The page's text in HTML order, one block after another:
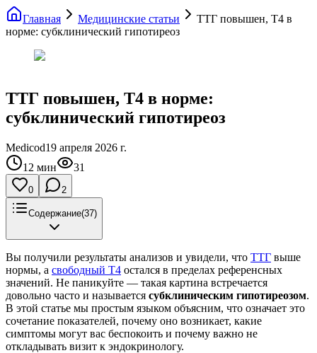
Главная Медицинские статьи
ТТГ повышен, Т4 в
норме: субклинический гипотиреоз
ТТГ повышен, Т4 в норме:
субклинический гипотиреоз
Medicod19 апреля 2026 г.
12 мин 31
0 2
Содержание(37)
Вы получили результаты анализов и увидели, что ТТГ выше
нормы, а свободный Т4 остался в пределах референсных
значений. Не паникуйте — такая картина встречается
довольно часто и называется субклиническим гипотиреозом.
В этой статье мы простым языком объясним, что означает это
сочетание показателей, почему оно возникает, какие
симптомы могут вас беспокоить и почему важно не
откладывать визит к эндокринологу.